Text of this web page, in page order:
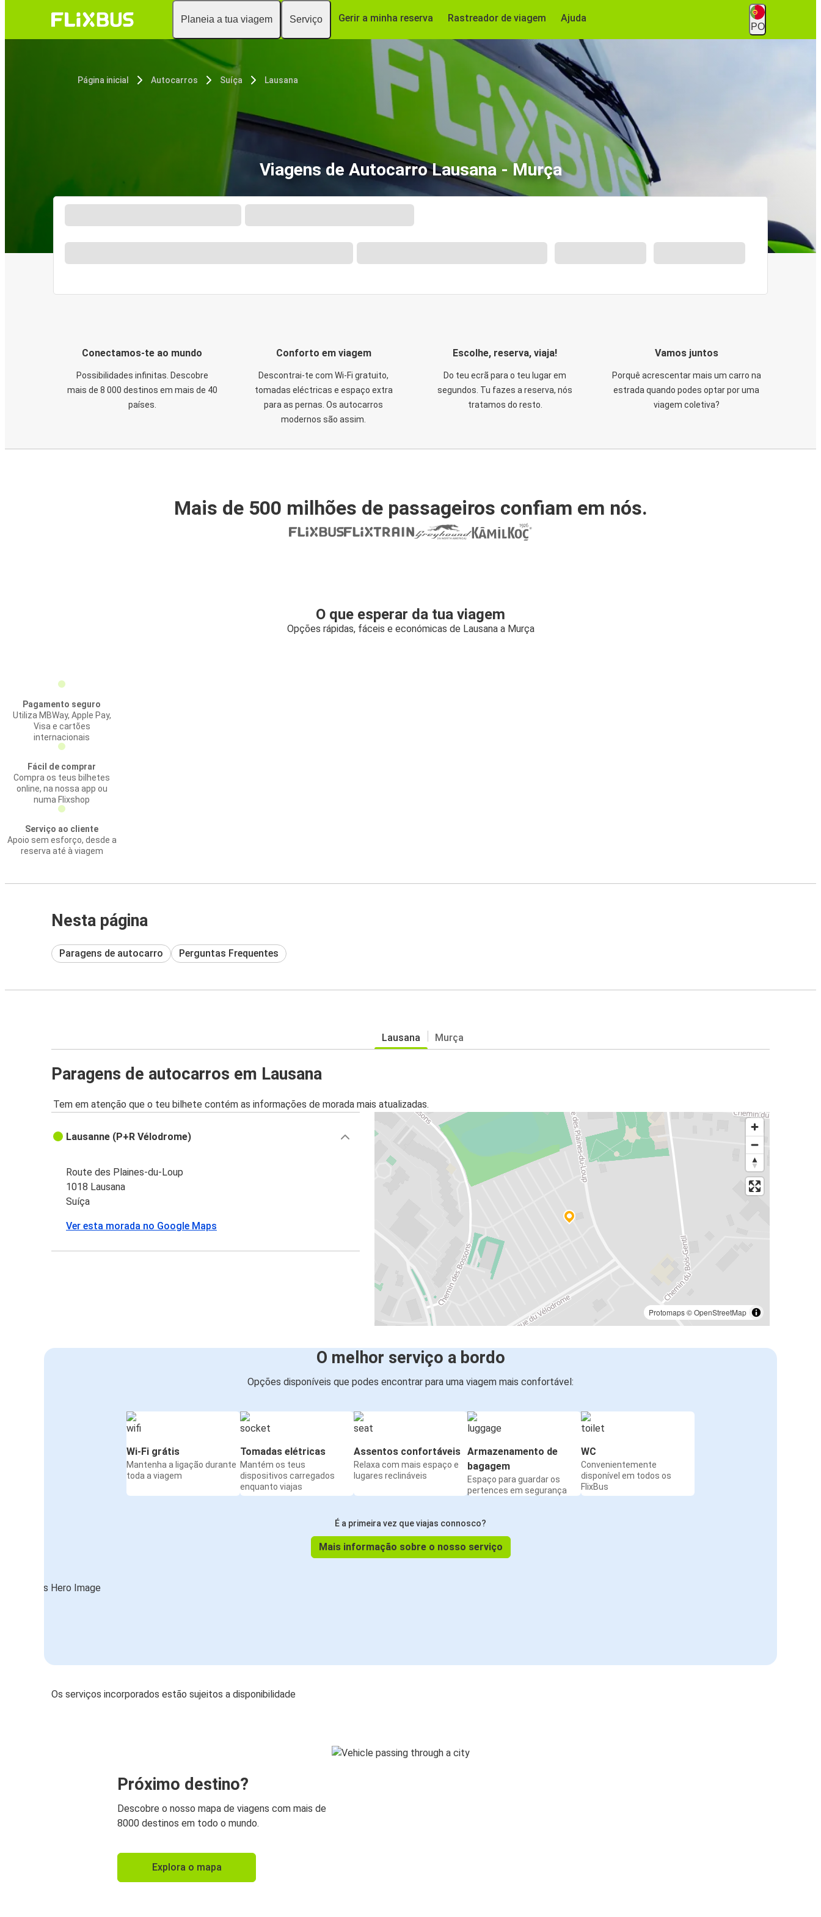
Planeia a tua viagem Serviço Gerir a minha reserva Rastreador de viagem Ajuda
PO
Página inicial Autocarros Suíça Lausana
Viagens de Autocarro Lausana - Murça
Conectamos-te ao mundo
Possibilidades infinitas. Descobre
mais de 8 000 destinos em mais de 40
países.
Conforto em viagem
Descontrai-te com Wi-Fi gratuito,
tomadas eléctricas e espaço extra
para as pernas. Os autocarros
modernos são assim.
Escolhe, reserva, viaja!
Do teu ecrã para o teu lugar em
segundos. Tu fazes a reserva, nós
tratamos do resto.
Vamos juntos
Porquê acrescentar mais um carro na
estrada quando podes optar por uma
viagem coletiva?
Mais de 500 milhões de passageiros confiam em nós.
O que esperar da tua viagem
Opções rápidas, fáceis e económicas de Lausana a Murça
Pagamento seguro
Utiliza MBWay, Apple Pay,
Visa e cartões
internacionais
Fácil de comprar
Compra os teus bilhetes
online, na nossa app ou
numa Flixshop
Serviço ao cliente
Apoio sem esforço, desde a
reserva até à viagem
Nesta página
Paragens de autocarro Perguntas Frequentes
Lausana Murça
Paragens de autocarros em Lausana
Tem em atenção que o teu bilhete contém as informações de morada mais atualizadas.
Protomaps©OpenStreetMap
Lausanne (P+R Vélodrome)
Route des Plaines-du-Loup
1018 Lausana
Suíça
Ver esta morada no Google Maps
O melhor serviço a bordo
Opções disponíveis que podes encontrar para uma viagem mais confortável:
Wi-Fi grátis
Mantenha a ligação durante
toda a viagem
Tomadas elétricas
Mantém os teus
dispositivos carregados
enquanto viajas
Assentos confortáveis
Relaxa com mais espaço e
lugares reclináveis
Armazenamento de
bagagem
Espaço para guardar os
pertences em segurança
WC
Convenientemente
disponível em todos os
FlixBus
É a primeira vez que viajas connosco?
Mais informação sobre o nosso serviço
Os serviços incorporados estão sujeitos a disponibilidade
Próximo destino?
Descobre o nosso mapa de viagens com mais de
8000 destinos em todo o mundo.
Explora o mapa